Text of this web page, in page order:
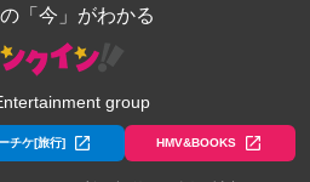
「今」がわかる
group
チケ[旅行] HMV&BOOKS